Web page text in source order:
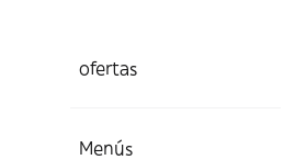
ofertas
Menús